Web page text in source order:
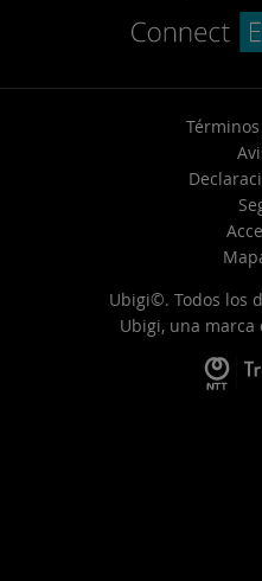
Ubigi©. Todos los
Ubigi, una marca